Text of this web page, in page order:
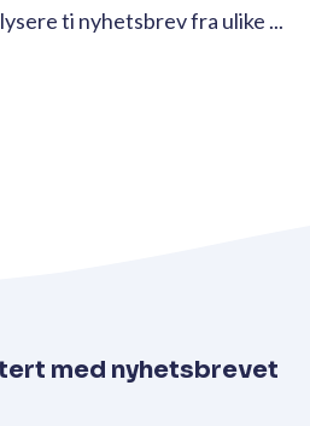
ti nyhetsbrev fra ulike ...
med nyhetsbrevet